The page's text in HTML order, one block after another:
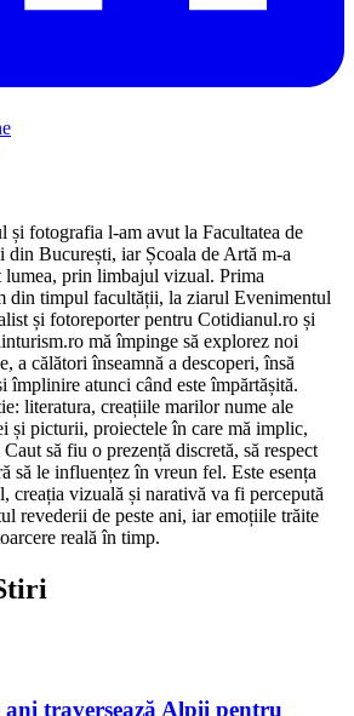
și fotografia l-am avut la Facultatea de
din București, iar Școala de Artă m-a
lumea, prin limbajul vizual. Prima
din timpul facultății, la ziarul Evenimentul
și fotoreporter pentru Cotidianul.ro și
mă împinge să explorez noi
a călători înseamnă a descoperi, însă
împlinire atunci când este împărtășită.
literatura, creațiile marilor nume ale
și picturii, proiectele în care mă implic,
să fiu o prezență discretă, să respect
să le influențez în vreun fel. Este esența
creația vizuală și narativă va fi percepută
revederii de peste ani, iar emoțiile trăite
reală în timp.
traversează Alpii pentru